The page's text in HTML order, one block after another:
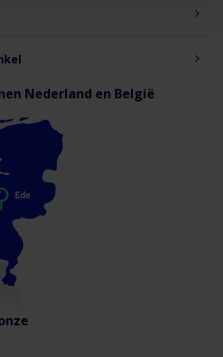
- Leaflet
handleiding
Nederland en België